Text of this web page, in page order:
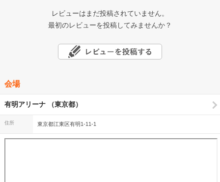
レビューはまだ投稿されていません。
最初のレビューを投稿してみませんか？
会場
有明アリーナ （東京都）
住所 東京都江東区有明1-11-1